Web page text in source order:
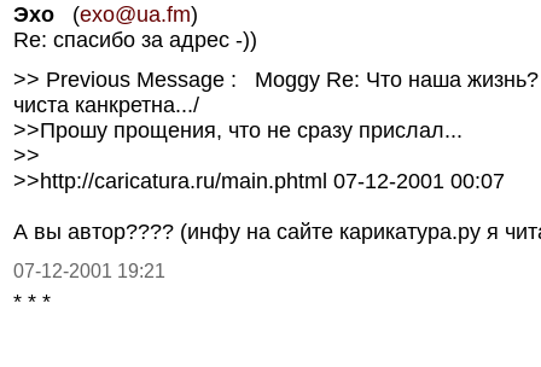
Эхо (exo@ua.fm)
Re: спасибо за адрес -))
>> Previous Message : Moggy Re: Что наша жизнь?
чиста канкретна.../
>>Прошу прощения, что не сразу прислал...
>>
>>http://caricatura.ru/main.phtml 07-12-2001 00:07
А вы автор???? (инфу на сайте карикатура.ру я
07-12-2001 19:21
* * *